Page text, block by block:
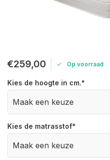
€259,00 Op voorraad
Kies de hoogte in cm.*
Kies de matrasstof*